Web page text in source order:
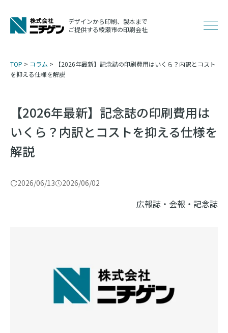
デザインから印刷、製本まで
ご提供する綾瀬市の印刷会社
メ
TOP > コラム >
【2026年最新】記念誌の印刷費用はいくら？内訳とコスト
を抑える仕様を解説
【2026年最新】記念誌の印刷費用は
いくら？内訳とコストを抑える仕様を
解説
2026/06/13 2026/06/02
広報誌・会報・記念誌